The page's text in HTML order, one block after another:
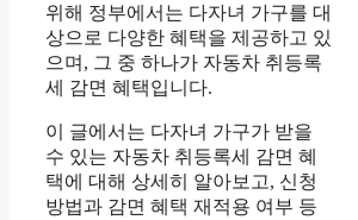
위해 정부에서는 다자녀 가구를 대
상으로 다양한 혜택을 제공하고 있
으며, 그 중 하나가 자동차 취등록
세 감면 혜택입니다.
이 글에서는 다자녀 가구가 받을
수 있는 자동차 취등록세 감면 혜
택에 대해 상세히 알아보고, 신청
방법과 감면 혜택 재적용 여부 등